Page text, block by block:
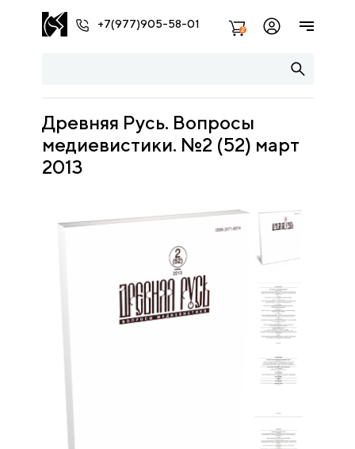
+7(977)905-58-01 2
Древняя Русь. Вопросы
медиевистики. №2 (52) март
2013